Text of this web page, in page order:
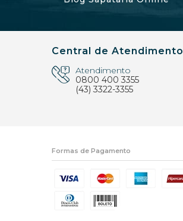
Central de Atendimento
Atendimento
0800 400 3355
(43) 3322-3355
Formas de Pagamento